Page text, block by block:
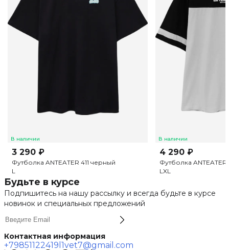
В наличии
3 290 ₽
Футболка ANTEATER 411 черный
L
В наличии
4 290 ₽
Футболка ANTEATER
LXL
Будьте в курсе
Подпишитесь на нашу рассылку и всегда будьте в курсе
новинок и специальных предложений
Контактная информация
+79851122419 l1vet7@gmail.com